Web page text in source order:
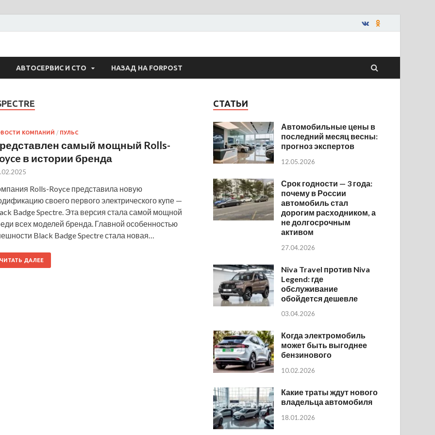
АВТОСЕРВИС И СТО НАЗАД НА FORPOST
КОМПАНИЙ / ПУЛЬС
самый мощный Rolls-
в истории бренда
Rolls-Royce представила новую
своего первого электрического купе —
Badge Spectre. Эта версия стала самой мощной
всех моделей бренда. Главной особенностью
Black Badge Spectre стала новая…
ЧИТАТЬ ДАЛЕЕ
СТАТЬИ
Автомобильные цены в
последний месяц весны:
прогноз экспертов
12.05.2026
Срок годности — 3 года:
почему в России
автомобиль стал
дорогим расходником, а
не долгосрочным
активом
27.04.2026
Niva Travel против Niva
Legend: где
обслуживание
обойдется дешевле
03.04.2026
Когда электромобиль
может быть выгоднее
бензинового
10.02.2026
Какие траты ждут нового
владельца автомобиля
18.01.2026